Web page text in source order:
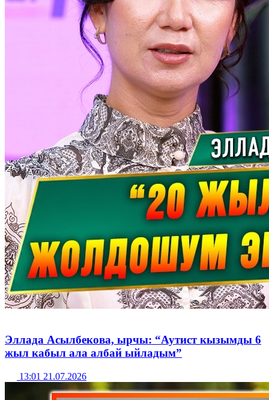
Эллада Асылбекова, ырчы: “Аутист кызымды 6
жыл кабыл ала албай ыйладым”
13:01 21.07.2026